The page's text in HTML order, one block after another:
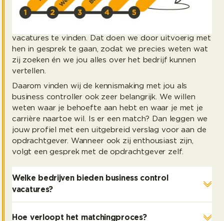
bedrijven die je nog niet kent. We beschikken over
een groot netwerk van opdrachtgevers en zetten
vacatures te vinden. Dat doen we door uitvoerig met
hen in gesprek te gaan, zodat we precies weten wat
zij zoeken én we jou alles over het bedrijf kunnen
vertellen.
Daarom vinden wij de kennismaking met jou als
business controller ook zeer belangrijk. We willen
weten waar je behoefte aan hebt en waar je met je
carrière naartoe wil. Is er een match? Dan leggen we
jouw profiel met een uitgebreid verslag voor aan de
opdrachtgever. Wanneer ook zij enthousiast zijn,
volgt een gesprek met de opdrachtgever zelf.
Welke bedrijven bieden business control
vacatures?
Hoe verloopt het matchingproces?